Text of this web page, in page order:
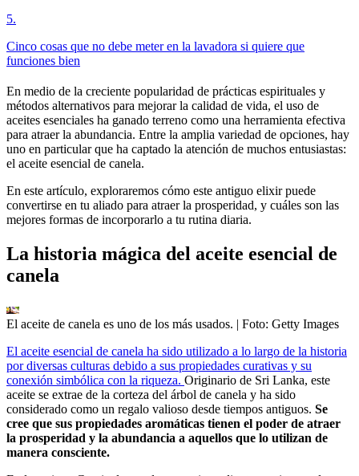
5.
Cinco cosas que no debe meter en la lavadora si quiere que
funciones bien
En medio de la creciente popularidad de prácticas espirituales y
métodos alternativos para mejorar la calidad de vida, el uso de
aceites esenciales ha ganado terreno como una herramienta efectiva
para atraer la abundancia. Entre la amplia variedad de opciones, hay
uno en particular que ha captado la atención de muchos entusiastas:
el aceite esencial de canela.
En este artículo, exploraremos cómo este antiguo elixir puede
convertirse en tu aliado para atraer la prosperidad, y cuáles son las
mejores formas de incorporarlo a tu rutina diaria.
La historia mágica del aceite esencial de
canela
El aceite de canela es uno de los más usados. | Foto: Getty Images
El aceite esencial de canela ha sido utilizado a lo largo de la historia
por diversas culturas debido a sus propiedades curativas y su
conexión simbólica con la riqueza. Originario de Sri Lanka, este
aceite se extrae de la corteza del árbol de canela y ha sido
considerado como un regalo valioso desde tiempos antiguos. Se
cree que sus propiedades aromáticas tienen el poder de atraer
la prosperidad y la abundancia a aquellos que lo utilizan de
manera consciente.